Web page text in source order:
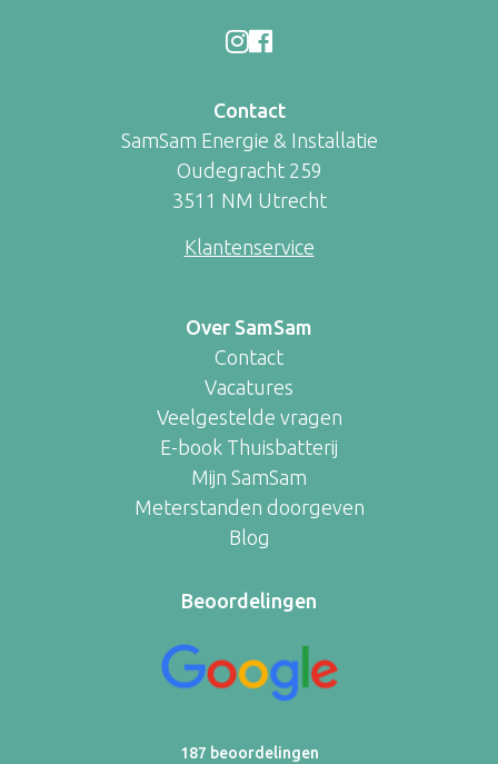
Contact
SamSam Energie & Installatie
Oudegracht 259
3511 NM Utrecht
Klantenservice
Over SamSam
Contact
Vacatures
Veelgestelde vragen
E-book Thuisbatterij
Mijn SamSam
Meterstanden doorgeven
Blog
Beoordelingen
187 beoordelingen